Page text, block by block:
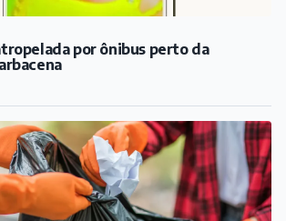
por ônibus perto da